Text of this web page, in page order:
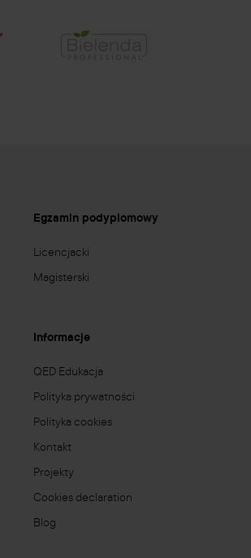
Egzamin podyplomowy
Licencjacki
Magisterski
Informacje
QED Edukacja
Polityka prywatności
Polityka cookies
Kontakt
Projekty
Cookies declaration
Blog